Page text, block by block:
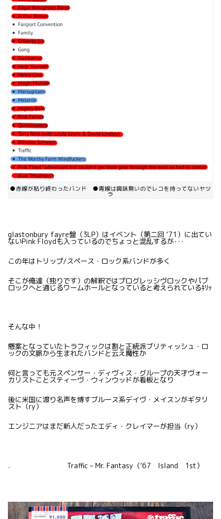
●赤線が貼り終わったバンド ●青線は興味無いのでレコを持ってないヤツ
ラ
glastonbury fayre盤（3LP）はイベント（第二回 ’71）に出てい
ないPink Floydも入っているのでちょっと混乱するが･･･
この年はトリップ/スペース・ロック系バンドが多く
そこが俺達（独りです）の解釈ではプログレッシヴロックやパブ
ロックへと通じるワームホールとなっていると考えられているｷﾘｯ
そんな中！
懸案となっていたトラフィックは割と正統派ブリティッシュ・ロ
ックの文脈から生まれたバンドと云え魔性か
何と言っても元スペンサー・ディヴィス・グループの天才ヴォー
カリストことスティーヴ・ウィンウッドが看板となり
後に米国に渡り名声を博すブルース系デイヴ・メイスンがギタリ
スト（ry）
エンジニアはまだ新人だったエディ・クレイマーが担当（ry）
. Traffic – Mr. Fantasy（’67 Island 1st）